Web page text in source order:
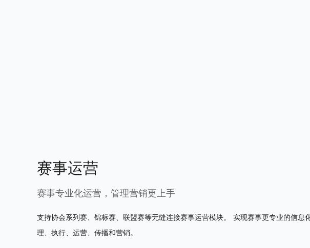
赛事运营
赛事专业化运营，管理营销更上手
支持协会系列赛、锦标赛、联盟赛等无缝连接赛事运营模块。 实现赛事更专业的信息
理、执行、运营、传播和营销。